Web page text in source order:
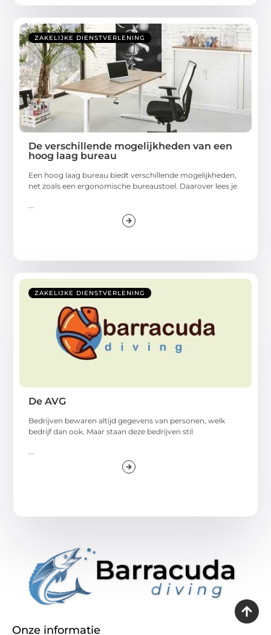
ZAKELIJKE DIENSTVERLENING
De verschillende mogelijkheden van een
hoog laag bureau
Een hoog laag bureau biedt verschillende mogelijkheden,
net zoals een ergonomische bureaustoel. Daarover lees je
...
ZAKELIJKE DIENSTVERLENING
De AVG
Bedrijven bewaren altijd gegevens van personen, welk
bedrijf dan ook. Maar staan deze bedrijven stil
Onze informatie